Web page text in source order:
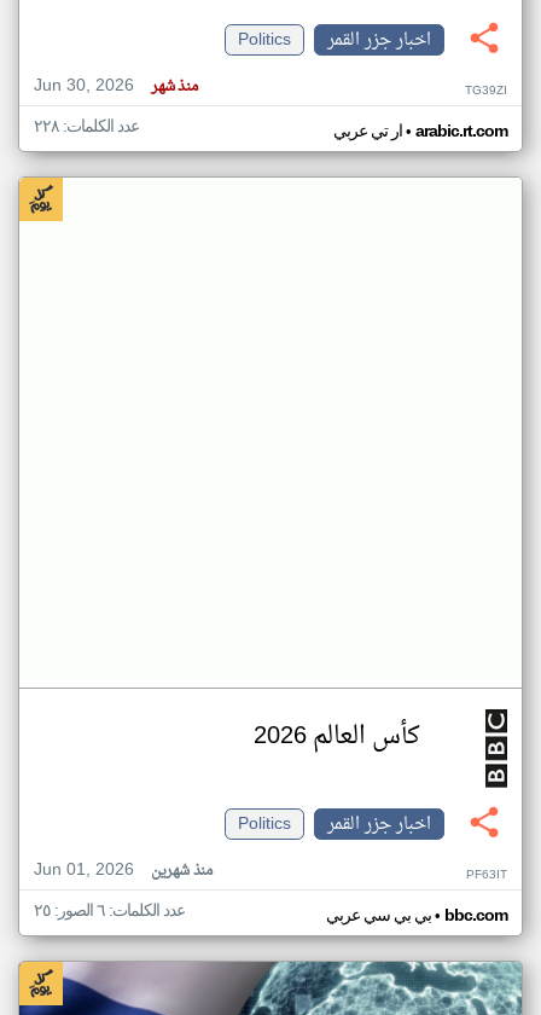
اخبار جزر القمر
Politics
Jun 30, 2026
منذ شهر TG39ZI
ار تي عربي• arabic.rt.com عدد الكلمات: ٢٢٨
كأس العالم 2026
اخبار جزر القمر
Politics
Jun 01, 2026
منذ شهرين PF63IT
بي بي سي عربي• bbc.com عدد الكلمات: ٦ الصور: ٢٥